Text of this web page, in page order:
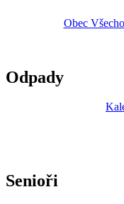
Obec
Odpady
Senioři